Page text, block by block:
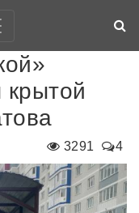
крытой
3291 4